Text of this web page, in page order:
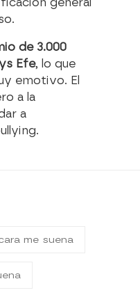
general
de 3.000
Efe, lo que
emotivo. El
a la
a
me suena